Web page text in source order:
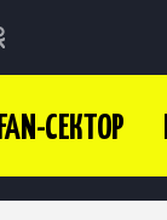
FAN-СЕКТОР